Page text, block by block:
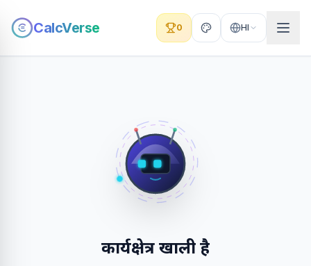
CalcVerse 0 HI
कार्यक्षेत्र खाली है